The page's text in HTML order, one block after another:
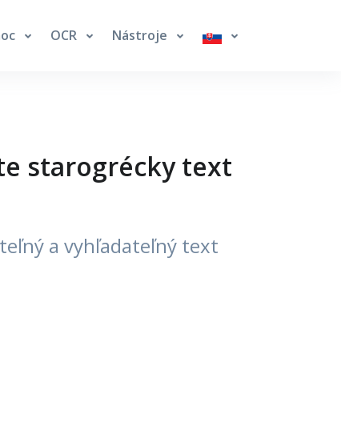
OCR Nástroje
starogrécky text
a vyhľadateľný text